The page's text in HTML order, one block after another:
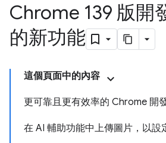
Chrome 139 版開
的新功能
這個頁面中的內容
更可靠且更有效率的 Chrome 開
在 AI 輔助功能中上傳圖片，以設